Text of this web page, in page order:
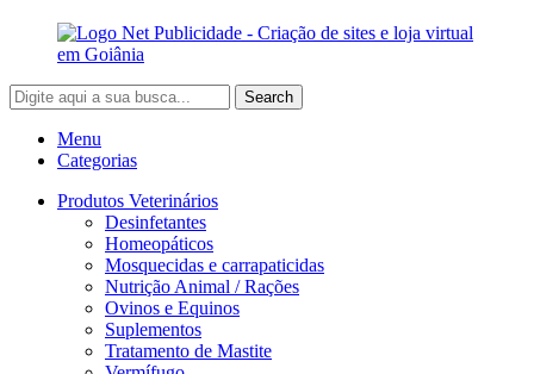
Search
Menu
Categorias
Produtos Veterinários
Desinfetantes
Homeopáticos
Mosquecidas e carrapaticidas
Nutrição Animal / Rações
Ovinos e Equinos
Suplementos
Tratamento de Mastite